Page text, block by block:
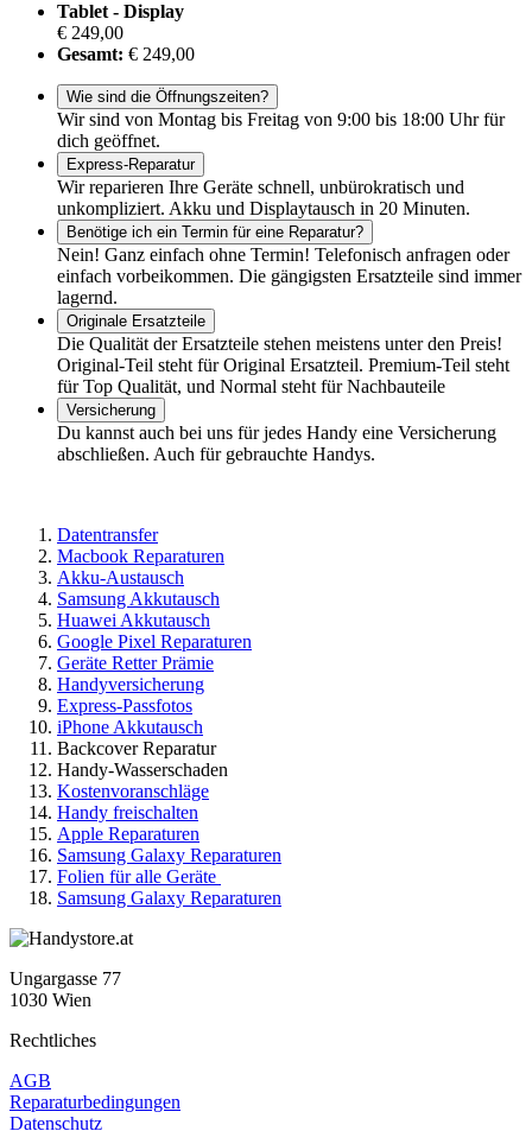
Tablet - Display
€ 249,00
Gesamt: € 249,00
Wie sind die Öffnungszeiten?
Wir sind von Montag bis Freitag von 9:00 bis 18:00 Uhr für
dich geöffnet.
Express-Reparatur
Wir reparieren Ihre Geräte schnell, unbürokratisch und
unkompliziert. Akku und Displaytausch in 20 Minuten.
Benötige ich ein Termin für eine Reparatur?
Nein! Ganz einfach ohne Termin! Telefonisch anfragen oder
einfach vorbeikommen. Die gängigsten Ersatzteile sind immer
lagernd.
Originale Ersatzteile
Die Qualität der Ersatzteile stehen meistens unter den Preis!
Original-Teil steht für Original Ersatzteil. Premium-Teil steht
für Top Qualität, und Normal steht für Nachbauteile
Versicherung
Du kannst auch bei uns für jedes Handy eine Versicherung
abschließen. Auch für gebrauchte Handys.
Datentransfer
Macbook Reparaturen
Akku-Austausch
Samsung Akkutausch
Huawei Akkutausch
Google Pixel Reparaturen
Geräte Retter Prämie
Handyversicherung
Express-Passfotos
iPhone Akkutausch
Backcover Reparatur
Handy-Wasserschaden
Kostenvoranschläge
Handy freischalten
Apple Reparaturen
Samsung Galaxy Reparaturen
Folien für alle Geräte
Samsung Galaxy Reparaturen
Ungargasse 77
1030 Wien
Rechtliches
AGB
Reparaturbedingungen
Datenschutz